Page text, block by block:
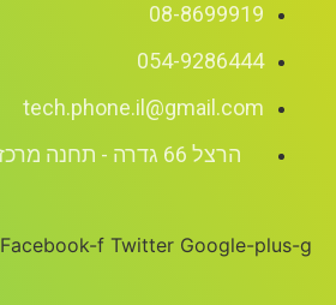
08-8699919
054-9286444
tech.phone.il@gmail.com
הרצל 66 גדרה - תחנה מרכזית אגד
Facebook-f Twitter Google-plus-g